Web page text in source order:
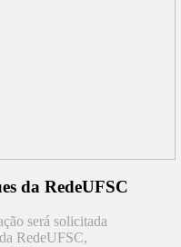
da RedeUFSC
será solicitada
RedeUFSC,